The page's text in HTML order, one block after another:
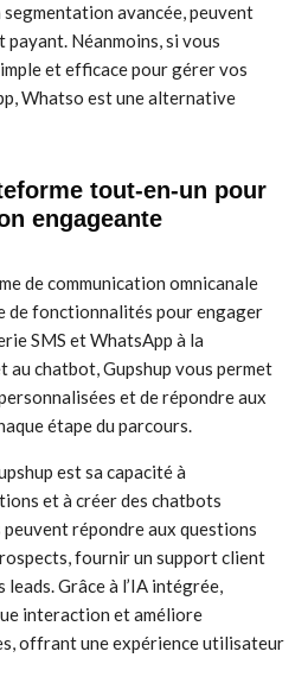
avancée, peuvent
Néanmoins, si vous
et efficace pour gérer vos
Whatso est une alternative
tout-en-un pour
engageante
de communication omnicanale
de fonctionnalités pour engager
SMS et WhatsApp à la
au chatbot, Gupshup vous permet
et de répondre aux
étape du parcours.
est sa capacité à
et à créer des chatbots
répondre aux questions
fournir un support client
Grâce à l’IA intégrée,
interaction et améliore
offrant une expérience utilisateur